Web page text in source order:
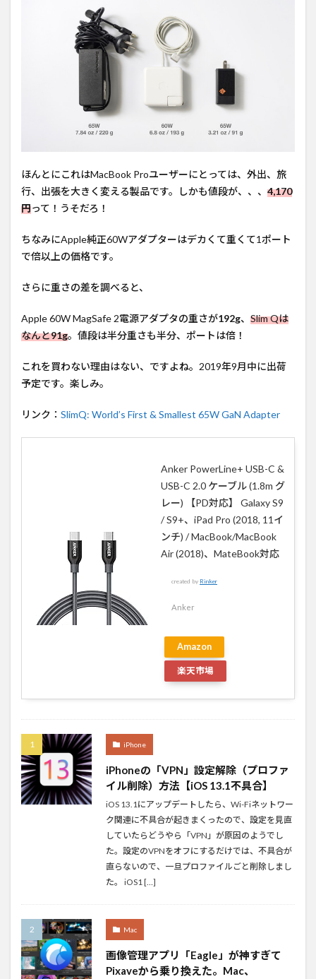
ほんとにこれはMacBook Proユーザーにとっては、外出、旅
行、出張を大きく変える製品です。しかも値段が、、、 4,170
円って！うそだろ！
ちなみにApple純正60Wアダプターはデカくて重くて1ポート
で倍以上の価格です。
さらに重さの差を調べると、
Apple 60W MagSafe 2電源アダプタの重さが192g、 Slim Qは
なんと91g。値段は半分重さも半分、ポートは倍！
これを買わない理由はない、ですよね。2019年9月中に出荷
予定です。楽しみ。
リンク： SlimQ: World’s First & Smallest 65W GaN Adapter
Anker PowerLine+ USB-C &
USB-C 2.0 ケーブル (1.8m グ
レー) 【PD対応】 Galaxy S9
/ S9+、iPad Pro (2018, 11イ
ンチ) / MacBook/MacBook
Air (2018)、MateBook対応
created by Rinker
Anker
Amazon
楽天市場
iPhone
iPhoneの「VPN」設定解除（プロファ
イル削除）方法【iOS 13.1不具合】
iOS 13.1にアップデートしたら、Wi-Fiネットワー
ク関連に不具合が起きまくったので、設定を見直
していたらどうやら「VPN」が原因のようでし
た。設定のVPNをオフにするだけでは、不具合が
直らないので、一旦プロファイルごと削除しまし
た。 iOS1 […]
Mac
画像管理アプリ「Eagle」が神すぎて
Pixaveから乗り換えた。Mac、